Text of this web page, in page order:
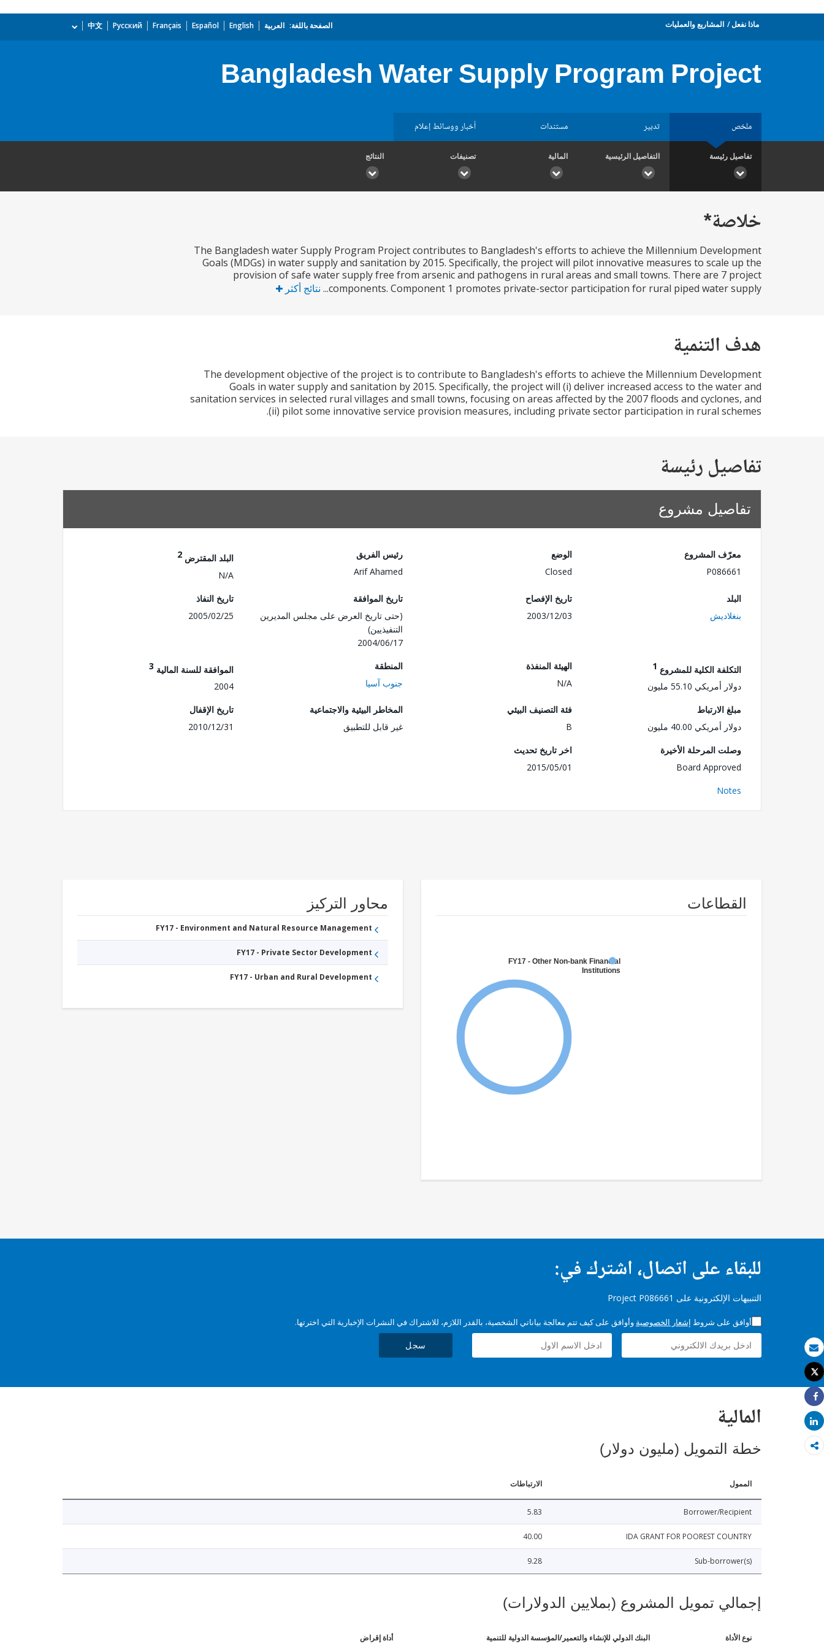
بريد الكتروني
طباعة
Tweet
Share
Share
ماذا نفعل المشاريع والعمليات الصفحة باللغة: العربية English
Español
Français
Русский
中文
Bangladesh Water Supply Program Project
ملخص تدبير مستندات أخبار ووسائط إعلام
تفاصيل رئيسة التفاصيل الرئيسية المالية تصنيفات النتائج
خلاصة*
The Bangladesh water Supply Program Project contributes to Bangladesh's efforts to achieve the Millennium Development
Goals (MDGs) in water supply and sanitation by 2015. Specifically, the project will pilot innovative measures to scale up the
provision of safe water supply free from arsenic and pathogens in rural areas and small towns. There are 7 project
components. Component 1 promotes private-sector participation for rural piped water supply...
نتائج أكثر
هدف التنمية
The development objective of the project is to contribute to Bangladesh's efforts to achieve the Millennium Development
Goals in water supply and sanitation by 2015. Specifically, the project will (i) deliver increased access to the water and
sanitation services in selected rural villages and small towns, focusing on areas affected by the 2007 floods and cyclones, and
(ii) pilot some innovative service provision measures, including private sector participation in rural schemes.
تفاصيل رئيسة
تفاصيل مشروع
معرّف المشروع
P086661
الوضع
Closed
رئيس الفريق
Arif Ahamed
البلد المقترض 2
N/A
البلد
بنغلاديش
تاريخ الإفصاح
2003/12/03
تاريخ الموافقة
(حتى تاريخ العرض على مجلس المديرين
التنفيذيين)
2004/06/17
تاريخ النفاذ
2005/02/25
التكلفة الكلية للمشروع 1
دولار أمريكي 55.10 مليون
الهيئة المنفذة
N/A
المنطقة
جنوب آسيا
الموافقة للسنة المالية 3
2004
مبلغ الارتباط
دولار أمريكي 40.00 مليون
فئة التصنيف البيئي
B
المخاطر البيئية والاجتماعية
غير قابل للتطبيق
تاريخ الإقفال
2010/12/31
وصلت المرحلة الأخيرة
Board Approved
اخر تاريخ تحديث
2015/05/01
Notes
القطاعات
FY17 - Other Non-bank Financial
Institutions
محاور التركيز
FY17 - Environment and Natural Resource Management
FY17 - Private Sector Development
FY17 - Urban and Rural Development
للبقاء على اتصال، اشترك في:
التنبيهات الإلكترونية على Project P086661
أوافق على شروط إشعار الخصوصية وأوافق على كيف تتم معالجة بياناتي الشخصية، بالقدر اللازم، للاشتراك في النشرات الإخبارية التي اخترتها.
سجل
المالية
خطة التمويل (مليون دولار)
الممول الارتباطات
Borrower/Recipient
5.83
IDA GRANT FOR POOREST COUNTRY
40.00
Sub-borrower(s)
9.28
إجمالي تمويل المشروع (بملايين الدولارات)
نوع الأداة البنك الدولي للإنشاء والتعمير/المؤسسة الدولية للتنمية أداة إقراض